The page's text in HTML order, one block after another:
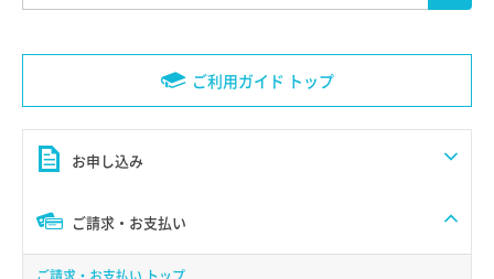
ご利用ガイド トップ
お申し込み
ご請求・お支払い